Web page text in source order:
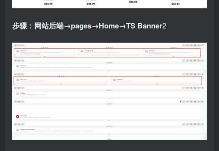
步骤：网站后端→pages→Home→TS Banner2